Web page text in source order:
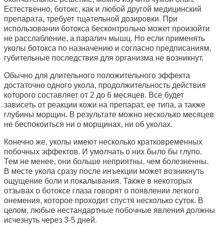
Естественно, ботокс, как и любой другой медицинский
препарата, требует тщательной дозировки. При
использовании ботокса бесконтрольно может произойти
не расслабление, а паралич мышц. Но если применять
уколы ботокса по назначению и согласно предписаниям,
губительные последствия для организма не возникнут.
Обычно для длительного положительного эффекта
достаточно одного укола, продолжительность действия
которого составляет от 2 до 6 месяцев. Все будет
зависеть от реакции кожи на препарат, ее типа, а также
глубины морщин. В результате можно несколько месяцев
не беспокоиться ни о морщинах, ни об уколах.
Конечно же, уколы имеют несколько кратковременных
побочных эффектов. И умолчать о них было бы глупо.
Тем не менее, они больше неприятны, чем болезненны.
В месте укола сразу после инъекции может возникнуть
ощущение боли и покалывания. Также в некоторых
отзывах о ботоксе глаза говорят о появлении легкого
онемения, которое проходит спустя несколько суток. В
целом, любые нестандартные побочные явления должны
исчезнуть через 3-5 дней.